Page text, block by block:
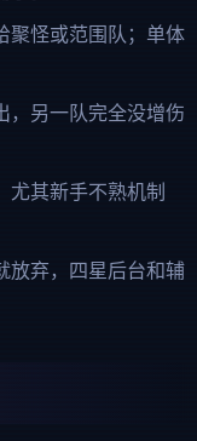
聚怪或范围队；单体
，另一队完全没增伤
尤其新手不熟机制
放弃，四星后台和辅